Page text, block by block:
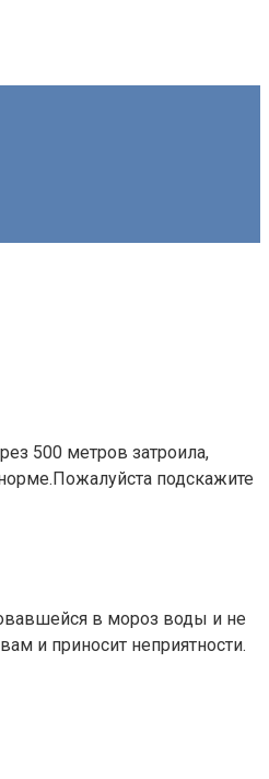
500 метров затроила,
подскажите
в мороз воды и не
и приносит неприятности.